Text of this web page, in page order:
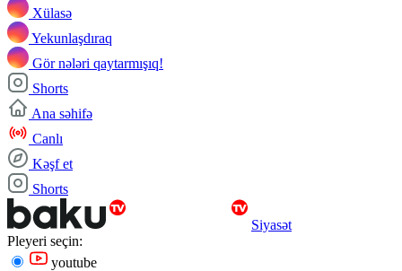
Xülasə
Yekunlaşdıraq
Gör nələri qaytarmışıq!
Shorts
Ana səhifə
Canlı
Kəşf et
Shorts
Siyasət
Pleyeri seçin:
youtube